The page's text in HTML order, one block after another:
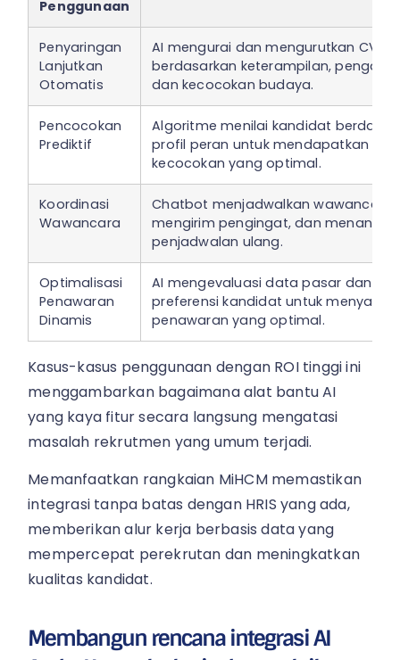
Penggunaan
Penyaringan
Lanjutkan
Otomatis
AI mengurai dan mengurutkan CV
berdasarkan keterampilan,
dan kecocokan budaya.
Pencocokan
Prediktif
Algoritme menilai kandidat
profil peran untuk mendapatkan
kecocokan yang optimal.
Koordinasi
Wawancara
Chatbot menjadwalkan wawancara,
mengirim pengingat, dan
penjadwalan ulang.
Optimalisasi
Penawaran
Dinamis
AI mengevaluasi data pasar dan
preferensi kandidat untuk
penawaran yang optimal.
Kasus-kasus penggunaan dengan ROI tinggi ini
menggambarkan bagaimana alat bantu AI
yang kaya fitur secara langsung mengatasi
masalah rekrutmen yang umum terjadi.
Memanfaatkan rangkaian MiHCM memastikan
integrasi tanpa batas dengan HRIS yang ada,
memberikan alur kerja berbasis data yang
mempercepat perekrutan dan meningkatkan
kualitas kandidat.
Membangun rencana integrasi AI